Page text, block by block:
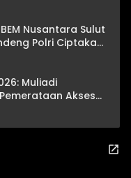
Nusantara Sulut
Polri Ciptakan
Muliadi
Akses
Digital Anak Sulut